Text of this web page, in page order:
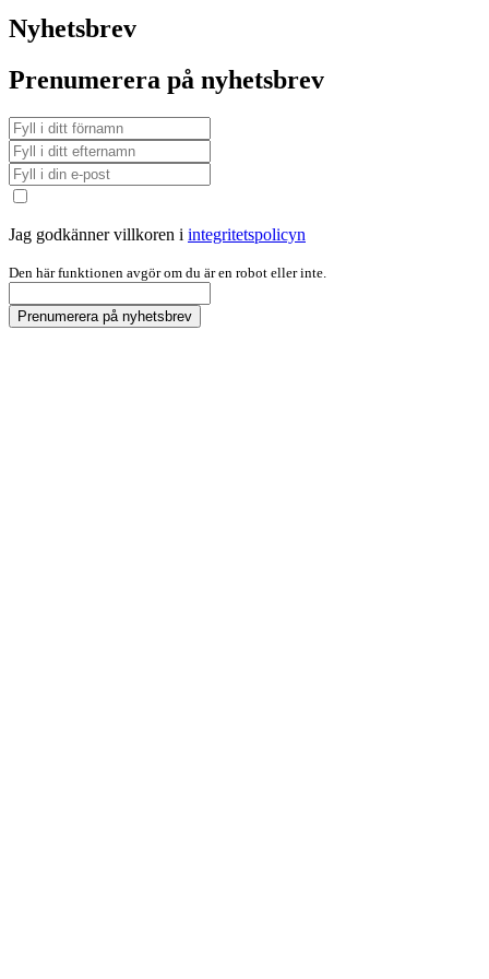
Nyhetsbrev
Prenumerera på nyhetsbrev
Jag godkänner villkoren i integritetspolicyn
Den här funktionen avgör om du är en robot eller inte.